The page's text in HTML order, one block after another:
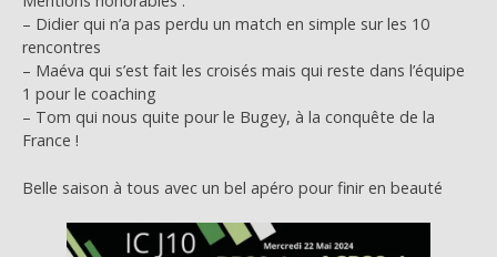
– Didier qui n’a pas perdu un match en simple sur les 10
rencontres
– Maéva qui s’est fait les croisés mais qui reste dans l’équipe
1 pour le coaching
– Tom qui nous quite pour le Bugey, à la conquête de la
France !
Belle saison à tous avec un bel apéro pour finir en beauté